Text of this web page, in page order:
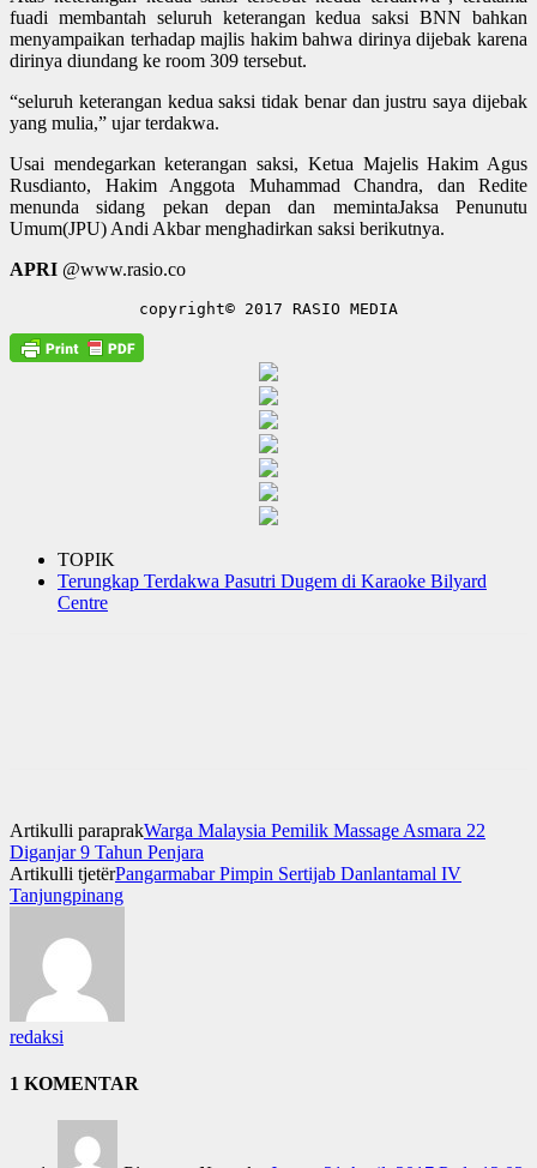
fuadi membantah seluruh keterangan kedua saksi BNN bahkan
menyampaikan terhadap majlis hakim bahwa dirinya dijebak karena
dirinya diundang ke room 309 tersebut.
“seluruh keterangan kedua saksi tidak benar dan justru saya dijebak
yang mulia,” ujar terdakwa.
Usai mendegarkan keterangan saksi, Ketua Majelis Hakim Agus
Rusdianto, Hakim Anggota Muhammad Chandra, dan Redite
menunda sidang pekan depan dan memintaJaksa Penunutu
Umum(JPU) Andi Akbar menghadirkan saksi berikutnya.
APRI @www.rasio.co
copyright© 2017 RASIO MEDIA
TOPIK
Terungkap Terdakwa Pasutri Dugem di Karaoke Bilyard
Centre
Artikulli paraprakWarga Malaysia Pemilik Massage Asmara 22
Diganjar 9 Tahun Penjara
Artikulli tjetërPangarmabar Pimpin Sertijab Danlantamal IV
Tanjungpinang
redaksi
1 KOMENTAR